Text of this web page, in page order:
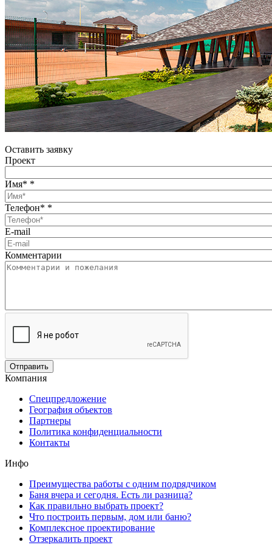
Оставить заявку
Проект
Имя* *
Телефон* *
E-mail
Комментарии
Компания
Спецпредложение
География объектов
Партнеры
Политика конфиденциальности
Контакты
Инфо
Преимущества работы с одним подрядчиком
Баня вчера и сегодня. Есть ли разница?
Как правильно выбрать проект?
Что построить первым, дом или баню?
Комплексное проектирование
Отзеркалить проект